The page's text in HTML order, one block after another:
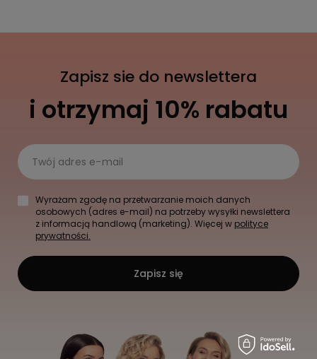
Zapisz sie do newslettera
i otrzymaj 10% rabatu
Twój adres e-mail
Wyrażam zgodę na przetwarzanie moich danych
osobowych (adres e-mail) na potrzeby wysyłki newslettera
z informacją handlową (marketing). Więcej w polityce
prywatności.
Zapisz się